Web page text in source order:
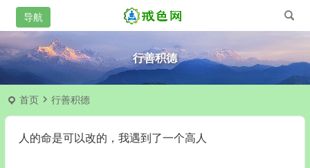
行善积德
首页 行善积德
人的命是可以改的，我遇到了一个高人